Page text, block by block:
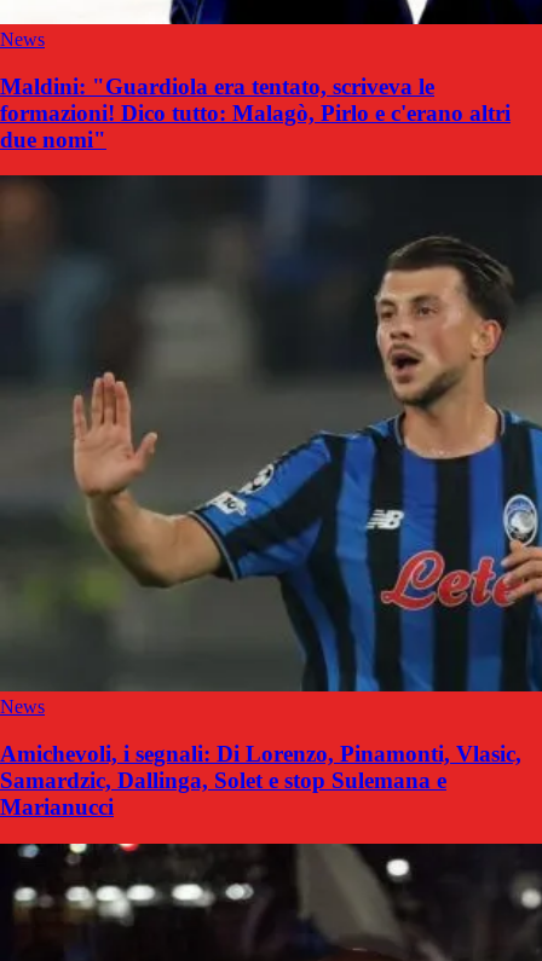
News
Maldini: "Guardiola era tentato, scriveva le
formazioni! Dico tutto: Malagò, Pirlo e c'erano altri
due nomi"
News
Amichevoli, i segnali: Di Lorenzo, Pinamonti, Vlasic,
Samardzic, Dallinga, Solet e stop Sulemana e
Marianucci